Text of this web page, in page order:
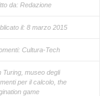
da: Redazione
il: 8 marzo 2015
Cultura-Tech
Turing, museo degli
per il calcolo, the
game